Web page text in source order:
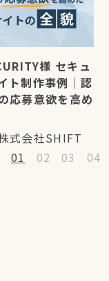
様 セキュ
ト制作事例｜認
応募意欲を高め
式会社SHIFT
01 02 03 04